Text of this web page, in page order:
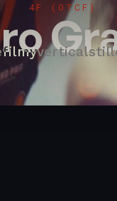
filmyverticalstill
4F (OTCF)